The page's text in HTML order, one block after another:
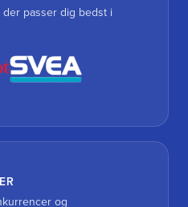
passer dig bedst i
og